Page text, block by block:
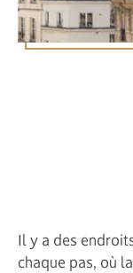
Il y a des
chaque pas, où